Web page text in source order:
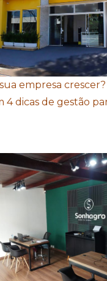
empresa
4 dicas de gestão